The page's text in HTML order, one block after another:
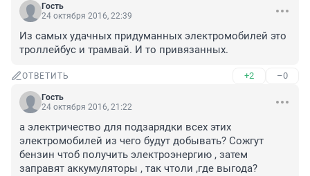
Гость
24 октября 2016, 22:39
Из самых удачных придуманных электромобилей это
троллейбус и трамвай. И то привязанных.
ОТВЕТИТЬ +2 –0
Гость
24 октября 2016, 21:22
а электричество для подзарядки всех этих
электромобилей из чего будут добывать? Сожгут
бензин чтоб получить электроэнергию , затем
заправят аккумуляторы , так чтоли ,где выгода?